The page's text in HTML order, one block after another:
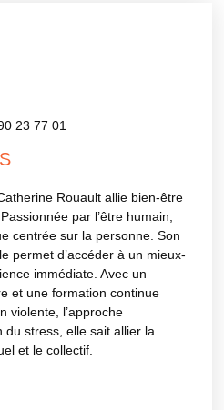
23 77 01
Rouault allie bien-être
par l’être humain,
centrée sur la personne. Son
permet d’accéder à un mieux-
immédiate. Avec un
et une formation continue
violente, l’approche
stress, elle sait allier la
et le collectif.